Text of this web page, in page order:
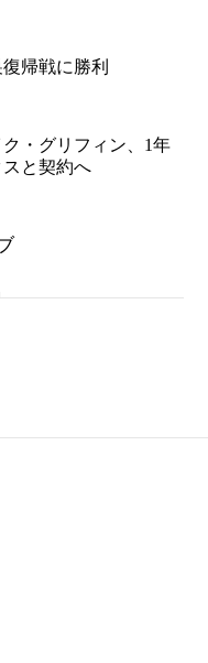
帰戦に勝利
・グリフィン、1年
と契約へ